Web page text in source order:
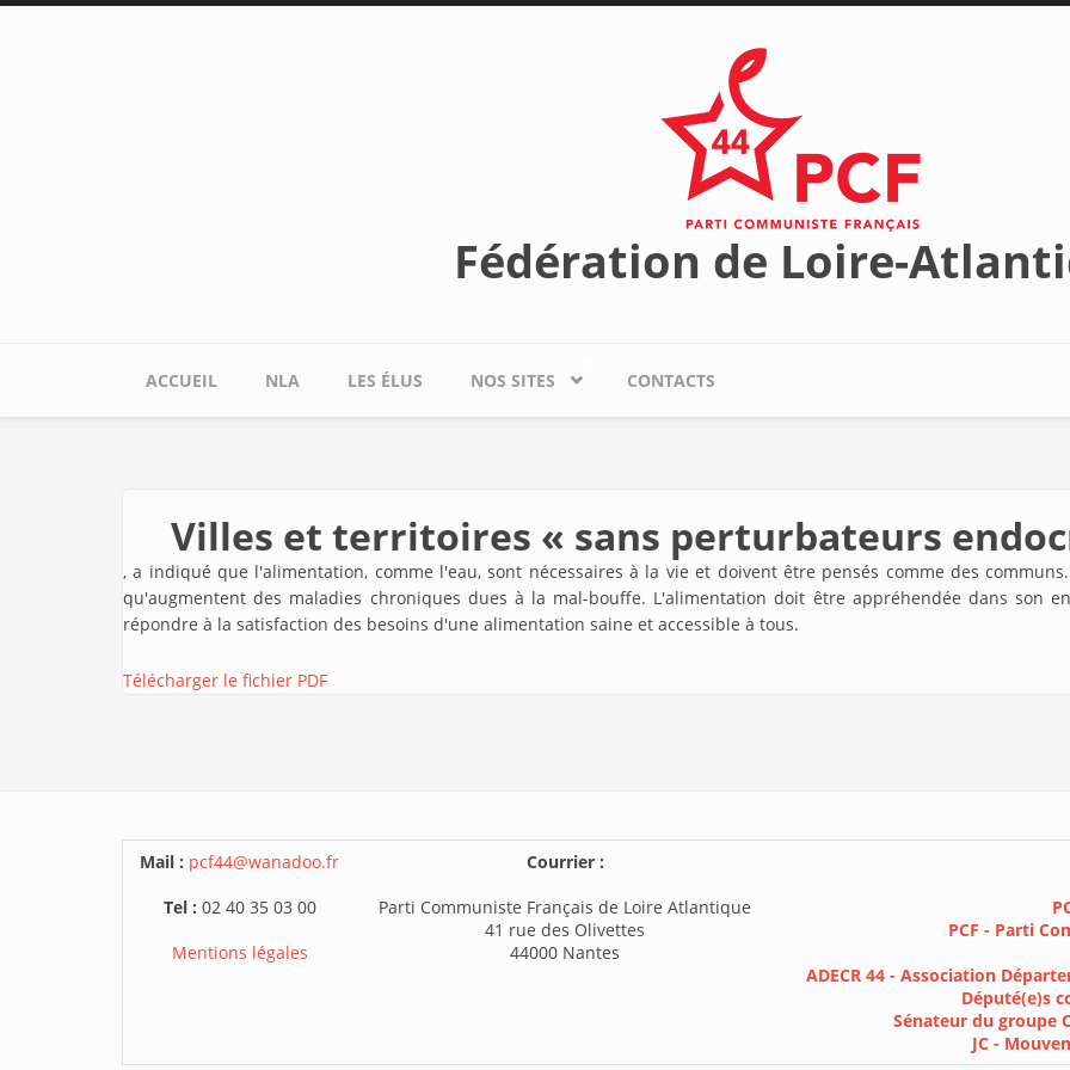
Aller au contenu principal
Fédération de Loire-
ACCUEIL NLA LES ÉLUS NOS SITES CONTACTS
Villes et territoires « sans perturbateurs
, a indiqué que l'alimentation, comme l'eau, sont nécessaires à la vie et doivent être pensés comme des
qu'augmentent des maladies chroniques dues à la mal-bouffe. L'alimentation doit être appréhendée dans son
répondre à la satisfaction des besoins d'une alimentation saine et accessible à tous.
Télécharger le fichier PDF
Mail : pcf44@wanadoo.fr
Tel : 02 40 35 03 00
Mentions légales
Courrier :
Parti Communiste Français de Loire Atlantique
41 rue des Olivettes
44000 Nantes
PCF - Parti
ADECR 44 - Association
Député(e)s
Sénateur du groupe
JC -